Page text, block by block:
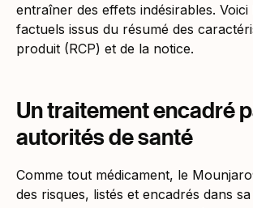
entraîner des effets indésirables. Voici
factuels issus du résumé des
produit (RCP) et de la notice.
Un traitement encadré
autorités de santé
Comme tout médicament, le
des risques, listés et encadrés dans